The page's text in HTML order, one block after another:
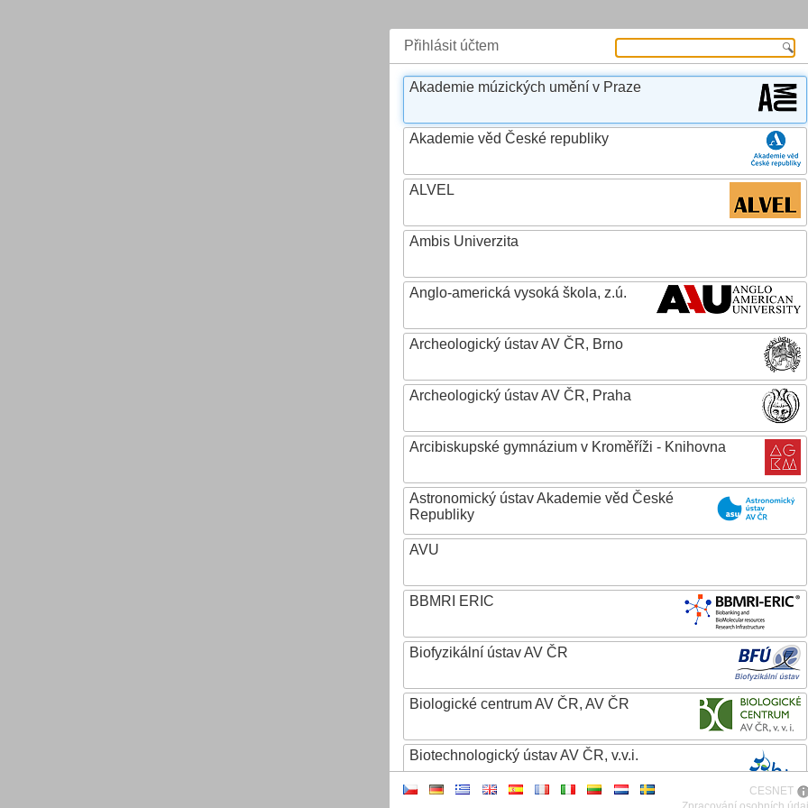
Přihlásit účtem
Akademie múzických umění v Praze
Akademie věd České republiky
ALVEL
Ambis Univerzita
Anglo-americká vysoká škola, z.ú.
Archeologický ústav AV ČR, Brno
Archeologický ústav AV ČR, Praha
Arcibiskupské gymnázium v Kroměříži - Knihovna
Astronomický ústav Akademie věd České
Republiky
AVU
BBMRI ERIC
Biofyzikální ústav AV ČR
Biologické centrum AV ČR, AV ČR
Biotechnologický ústav AV ČR, v.v.i.
CESNET